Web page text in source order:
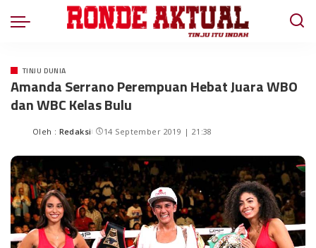
TINJU DUNIA
Amanda Serrano Perempuan Hebat Juara WBO
dan WBC Kelas Bulu
Oleh : Redaksi 14 September 2019 | 21:38